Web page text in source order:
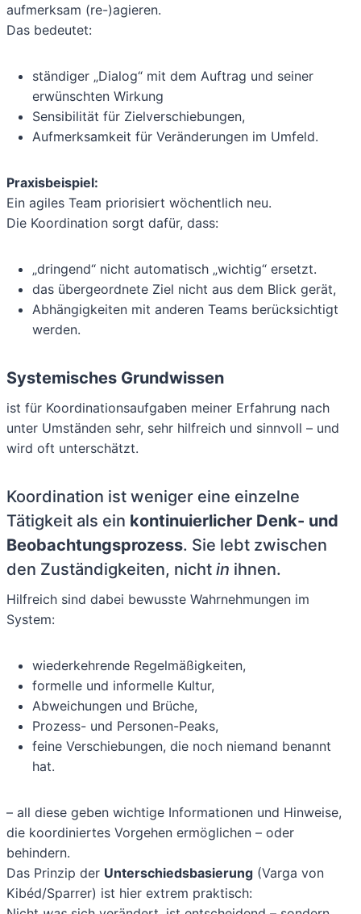
aufmerksam (re-)agieren.
Das bedeutet:
ständiger „Dialog“ mit dem Auftrag und seiner
erwünschten Wirkung
Sensibilität für Zielverschiebungen,
Aufmerksamkeit für Veränderungen im Umfeld.
Praxisbeispiel:
Ein agiles Team priorisiert wöchentlich neu.
Die Koordination sorgt dafür, dass:
„dringend“ nicht automatisch „wichtig“ ersetzt.
das übergeordnete Ziel nicht aus dem Blick gerät,
Abhängigkeiten mit anderen Teams berücksichtigt
werden.
Systemisches Grundwissen
ist für Koordinationsaufgaben meiner Erfahrung nach
unter Umständen sehr, sehr hilfreich und sinnvoll – und
wird oft unterschätzt.
Koordination ist weniger eine einzelne
Tätigkeit als ein kontinuierlicher Denk- und
Beobachtungsprozess. Sie lebt zwischen
den Zuständigkeiten, nicht in ihnen.
Hilfreich sind dabei bewusste Wahrnehmungen im
System:
wiederkehrende Regelmäßigkeiten,
formelle und informelle Kultur,
Abweichungen und Brüche,
Prozess- und Personen-Peaks,
feine Verschiebungen, die noch niemand benannt
hat.
– all diese geben wichtige Informationen und Hinweise,
die koordiniertes Vorgehen ermöglichen – oder
behindern.
Das Prinzip der Unterschiedsbasierung (Varga von
Kibéd/Sparrer) ist hier extrem praktisch: